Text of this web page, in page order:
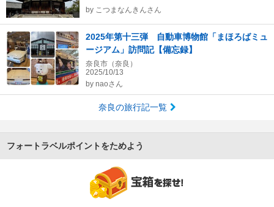
by こつまなんきんさん
2025年第十三弾 自動車博物館「まほろばミュ
ージアム」訪問記【備忘録】
奈良市（奈良）
2025/10/13
by naoさん
奈良の旅行記一覧
フォートラベルポイントをためよう